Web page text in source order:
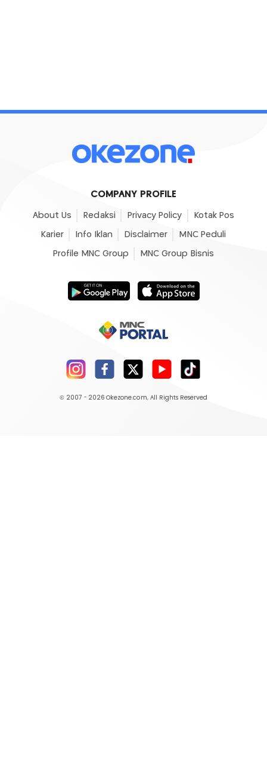
COMPANY PROFILE
About Us Redaksi Privacy Policy Kotak Pos
Karier Info Iklan Disclaimer MNC Peduli
Profile MNC Group MNC Group Bisnis
© 2007 - 2026 Okezone.com, All Rights Reserved